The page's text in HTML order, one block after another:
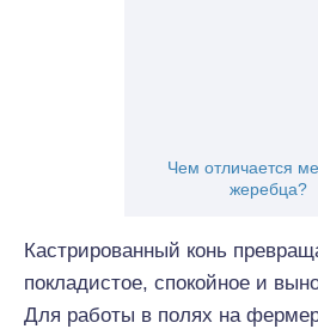
Чем отличается
жеребца?
Кастрированный конь
покладистое, спокойное и
Для работы в полях на